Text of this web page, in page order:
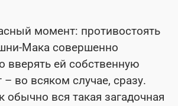
момент: противостоять
Мака совершенно
вверять ей собственную
– во всяком случае, сразу.
вся такая загадочная